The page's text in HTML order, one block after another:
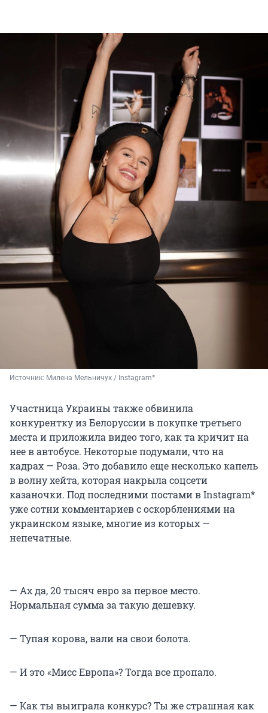
Источник: Милена Мельничук / Instagram*
Участница Украины также обвинила
конкурентку из Белоруссии в покупке третьего
места и приложила видео того, как та кричит на
нее в автобусе. Некоторые подумали, что на
кадрах — Роза. Это добавило еще несколько капель
в волну хейта, которая накрыла соцсети
казаночки. Под последними постами в Instagram*
уже сотни комментариев с оскорблениями на
украинском языке, многие из которых —
непечатные.
— Ах да, 20 тысяч евро за первое место.
Нормальная сумма за такую дешевку.
— Тупая корова, вали на свои болота.
— И это «Мисс Европа»? Тогда все пропало.
— Как ты выиграла конкурс? Ты же страшная как